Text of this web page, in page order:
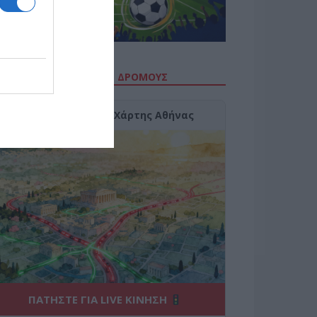
ΤΗΝ ΚΙΝΗΣΗ ΣΤΟΥΣ ΔΡΌΜΟΥΣ
Κίνηση Τώρα: Live Χάρτης Αθήνας
ΠΑΤΗΣΤΕ ΓΙΑ LIVE ΚΙΝΗΣΗ